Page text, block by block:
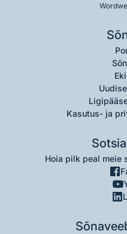
Kasutus- ja
Hoia pilk peal meie